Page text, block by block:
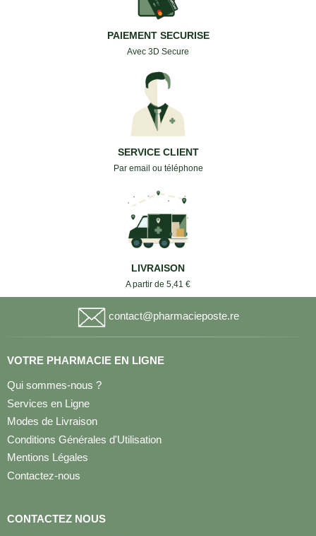
PAIEMENT SECURISE
Avec 3D Secure
SERVICE CLIENT
Par email ou téléphone
LIVRAISON
A partir de 5,41 €
contact@pharmacieposte.re
VOTRE PHARMACIE EN LIGNE
Qui sommes-nous ?
Services en Ligne
Modes de Livraison
Conditions Générales d'Utilisation
Mentions Légales
Contactez-nous
CONTACTEZ NOUS